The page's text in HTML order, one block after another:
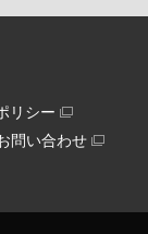
リシー
問い合わせ